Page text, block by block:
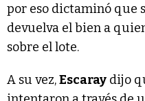
por eso dictaminó que
devuelva el bien a
sobre el lote.
A su vez,Escaray dijo